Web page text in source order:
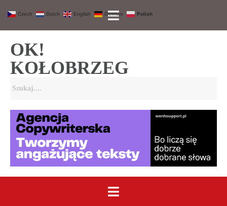
OK!
KOŁOBRZEG
Czech Dutch English German Polish